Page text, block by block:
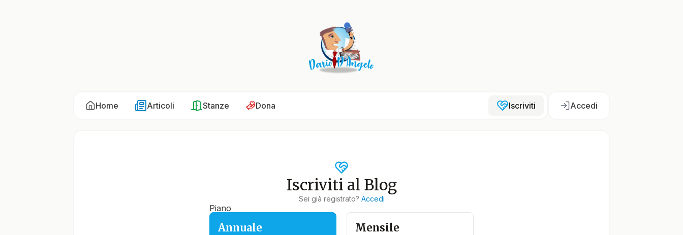
Home Articoli Stanze Dona Iscriviti Accedi
Iscriviti al Blog
Sei già registrato? Accedi
Piano
Annuale Mensile